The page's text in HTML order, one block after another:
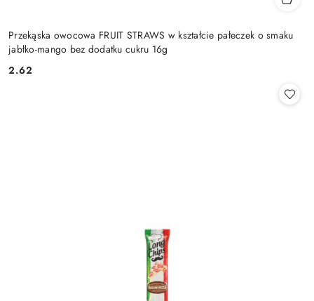
Przekąska owocowa FRUIT STRAWS w kształcie pałeczek o smaku
jabłko-mango bez dodatku cukru 16g
Cena:
2.62